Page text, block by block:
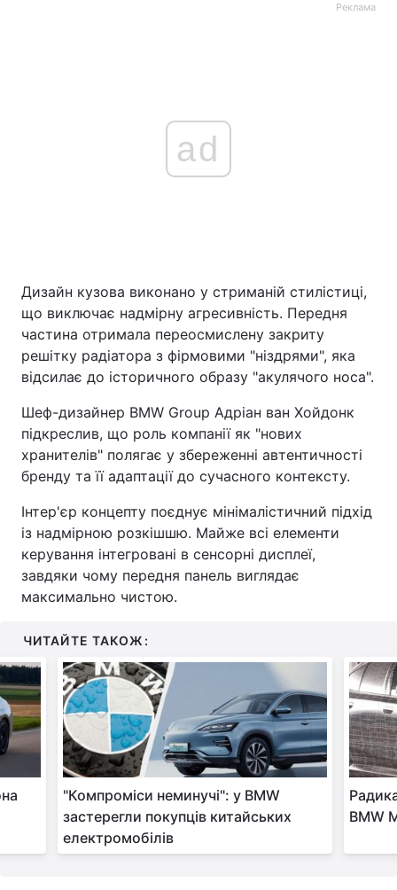
Реклама
ad
Дизайн кузова виконано у стриманій стилістиці,
що виключає надмірну агресивність. Передня
частина отримала переосмислену закриту
решітку радіатора з фірмовими "ніздрями", яка
відсилає до історичного образу "акулячого носа".
Шеф-дизайнер BMW Group Адріан ван Хойдонк
підкреслив, що роль компанії як "нових
хранителів" полягає у збереженні автентичності
бренду та її адаптації до сучасного контексту.
Інтер'єр концепту поєднує мінімалістичний підхід
із надмірною розкішшю. Майже всі елементи
керування інтегровані в сенсорні дисплеї,
завдяки чому передня панель виглядає
максимально чистою.
ЧИТАЙТЕ ТАКОЖ:
"Компроміси неминучі": у BMW
застерегли покупців китайських
електромобілів
BMW